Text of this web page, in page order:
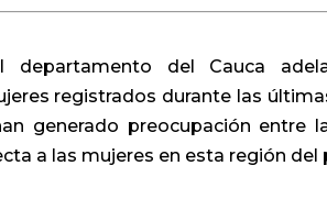
departamento del Cauca
registrados durante las
generado preocupación entre
a las mujeres en esta región del